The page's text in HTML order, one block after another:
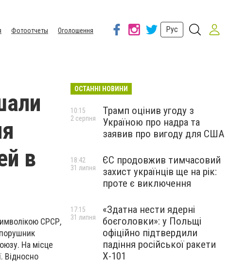
Фотоотчеты
Оголошення
Рус
в
СРСР,
На місце
Відносно
ОСТАННІ НОВИНИ
Трамп оцінив угоду з
Україною про надра та
заявив про вигоду для США
10:15
2 серпня
ЄС продовжив тимчасовий
захист українців ще на рік:
проте є виключення
18:42
31 липня
«Здатна нести ядерні
боєголовки»: у Польщі
офіційно підтвердили
падіння російської ракети
Х-101
17:15
31 липня